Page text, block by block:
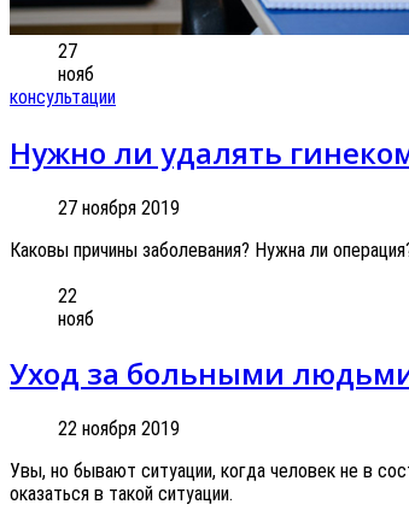
27
нояб
консультации
Нужно ли удалять
27 ноября 2019
Каковы причины заболевания? Нужна ли
22
нояб
Уход за больными
22 ноября 2019
Увы, но бывают ситуации, когда человек не в
оказаться в такой ситуации.